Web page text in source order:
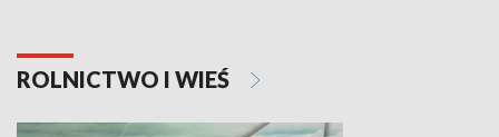
ROLNICTWO I WIEŚ